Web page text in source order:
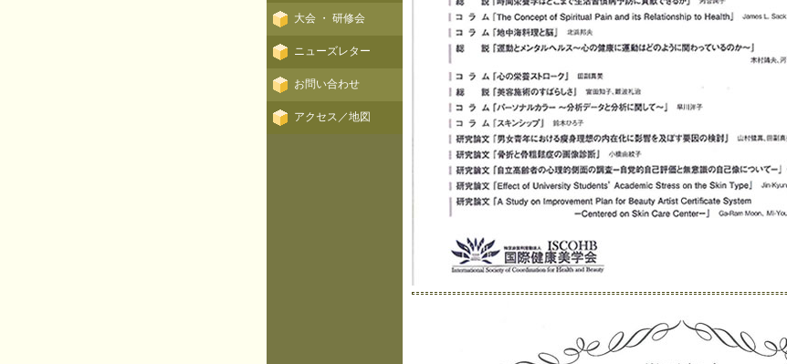
大会 ・ 研修会
ニューズレター
お問い合わせ
アクセス／地図